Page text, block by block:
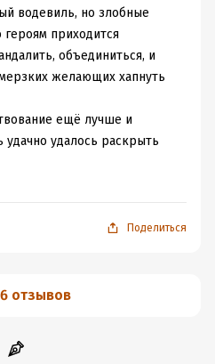
водевиль, но злобные
героям приходится
объединиться, и
желающих хапнуть
ещё лучше и
удалось раскрыть
Поделиться
отзывов